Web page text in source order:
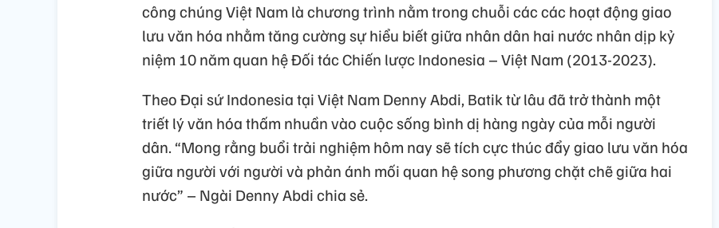
công chúng Việt Nam là chương trình nằm trong chuỗi các các hoạt động giao
lưu văn hóa nhằm tăng cường sự hiểu biết giữa nhân dân hai nước nhân dịp kỷ
niệm 10 năm quan hệ Đối tác Chiến lược Indonesia – Việt Nam (2013-2023).
Theo Đại sứ Indonesia tại Việt Nam Denny Abdi, Batik từ lâu đã trở thành một
triết lý văn hóa thấm nhuần vào cuộc sống bình dị hàng ngày của mỗi người
dân. “Mong rằng buổi trải nghiệm hôm nay sẽ tích cực thúc đẩy giao lưu văn hóa
giữa người với người và phản ánh mối quan hệ song phương chặt chẽ giữa hai
nước” – Ngài Denny Abdi chia sẻ.